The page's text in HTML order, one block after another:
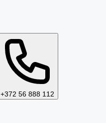
+372 56 888 112